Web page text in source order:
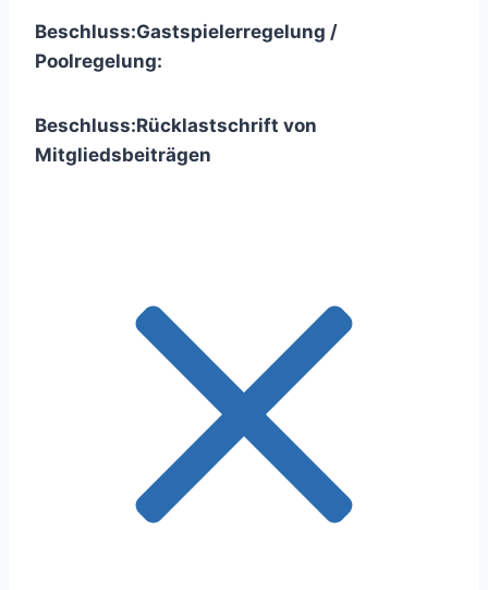
Beschluss:Gastspielerregelung /
Poolregelung:
Beschluss:Rücklastschrift von
Mitgliedsbeiträgen